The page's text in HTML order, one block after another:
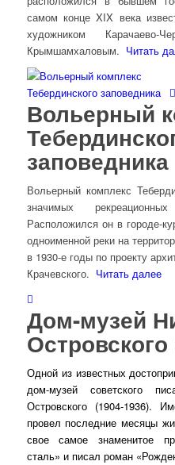
самом конце XIX века
художником Карачаево-
Крымшамхаловым. Читать
Вольерный
заповедника
Вольерный комплекс
значимых
Расположился он в городе-
одноименной реки на
в 1930-е годы по проекту
Крачевского. Читать далее
Дом-музей
Одной из известных
дом-музей советского
Островского (1904-1936).
провел последние месяцы
свое самое знаменитое
сталь» и писал роман